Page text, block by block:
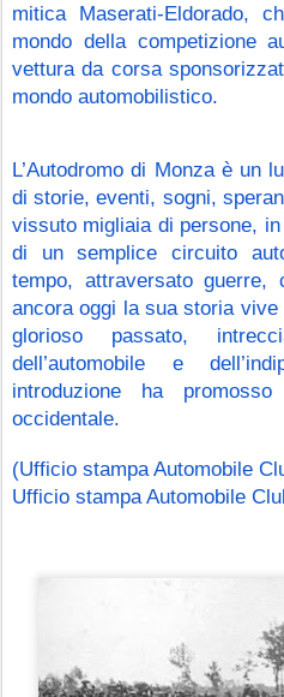
mitica Maserati-Eldorado,
mondo della competizione
vettura da corsa
mondo automobilistico.
L’Autodromo di Monza è un
di storie, eventi, sogni,
vissuto migliaia di persone,
di un semplice circuito
tempo, attraversato guerre,
ancora oggi la sua storia
glorioso passato,
dell’automobile e
introduzione ha
occidentale.
(Ufficio stampa Automobile
Ufficio stampa Automobile